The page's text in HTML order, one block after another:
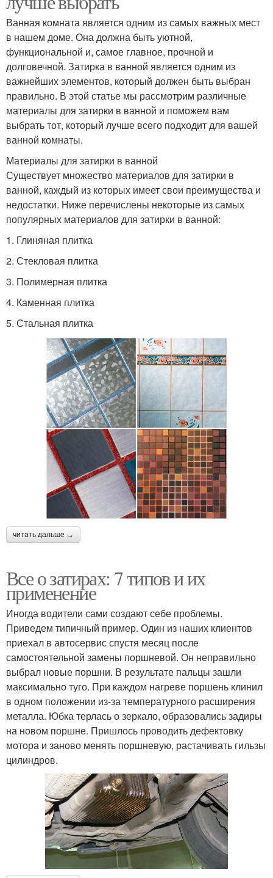
Ванная комната является одним из самых важных мест
в нашем доме. Она должна быть уютной,
функциональной и, самое главное, прочной и
долговечной. Затирка в ванной является одним из
важнейших элементов, который должен быть выбран
правильно. В этой статье мы рассмотрим различные
материалы для затирки в ванной и поможем вам
выбрать тот, который лучше всего подходит для вашей
ванной комнаты.
Материалы для затирки в ванной
Существует множество материалов для затирки в
ванной, каждый из которых имеет свои преимущества и
недостатки. Ниже перечислены некоторые из самых
популярных материалов для затирки в ванной:
1. Глиняная плитка
2. Стекловая плитка
3. Полимерная плитка
4. Каменная плитка
5. Стальная плитка
читать дальше →
Все о затирах: 7 типов и их
применение
Иногда водители сами создают себе проблемы.
Приведем типичный пример. Один из наших клиентов
приехал в автосервис спустя месяц после
самостоятельной замены поршневой. Он неправильно
выбрал новые поршни. В результате пальцы зашли
максимально туго. При каждом нагреве поршень клинил
в одном положении из‐за температурного расширения
металла. Юбка терлась о зеркало, образовались задиры
на новом поршне. Пришлось проводить дефектовку
мотора и заново менять поршневую, растачивать гильзы
цилиндров.